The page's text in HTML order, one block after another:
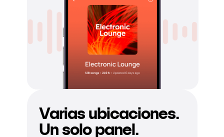
Varias ubicaciones.
Un solo panel.